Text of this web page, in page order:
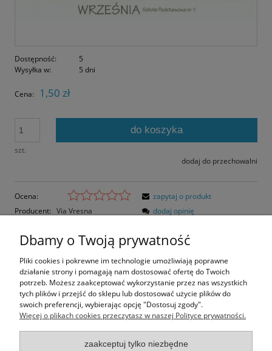
Dostępność:
5
Wysyłka w:
5 dni
Cena: 1,50 zł
szt.
do koszyka
dodaj do przechowalni
Ocena:
Producent: Via Vresna
zapytaj o produkt
dodaj opinię
Opis
Opinie o produkcie (0)
Rozmiar pocztówki: 15,5x10,5 cm
Dbamy o Twoją prywatność
Pliki cookies i pokrewne im technologie umożliwiają poprawne
działanie strony i pomagają nam dostosować ofertę do Twoich
potrzeb. Możesz zaakceptować wykorzystanie przez nas wszystkich
tych plików i przejść do sklepu lub dostosować użycie plików do
swoich preferencji, wybierając opcję "Dostosuj zgody".
Więcej o plikach cookies przeczytasz w naszej Polityce prywatności.
zaakceptuj tylko niezbędne